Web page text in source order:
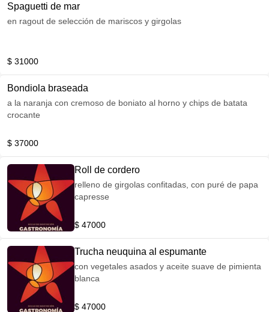
Spaguetti de mar
en ragout de selección de mariscos y girgolas
$ 31000
Bondiola braseada
a la naranja con cremoso de boniato al horno y chips de batata
crocante
$ 37000
Roll de cordero
relleno de girgolas confitadas, con puré de papa
capresse
$ 47000
Trucha neuquina al espumante
con vegetales asados y aceite suave de pimienta
blanca
$ 47000